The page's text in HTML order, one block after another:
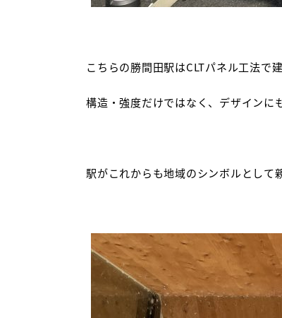
こちらの勝間田駅はCLTパネル工法で
構造・強度だけではなく、デザインに
駅がこれからも地域のシンボルとして